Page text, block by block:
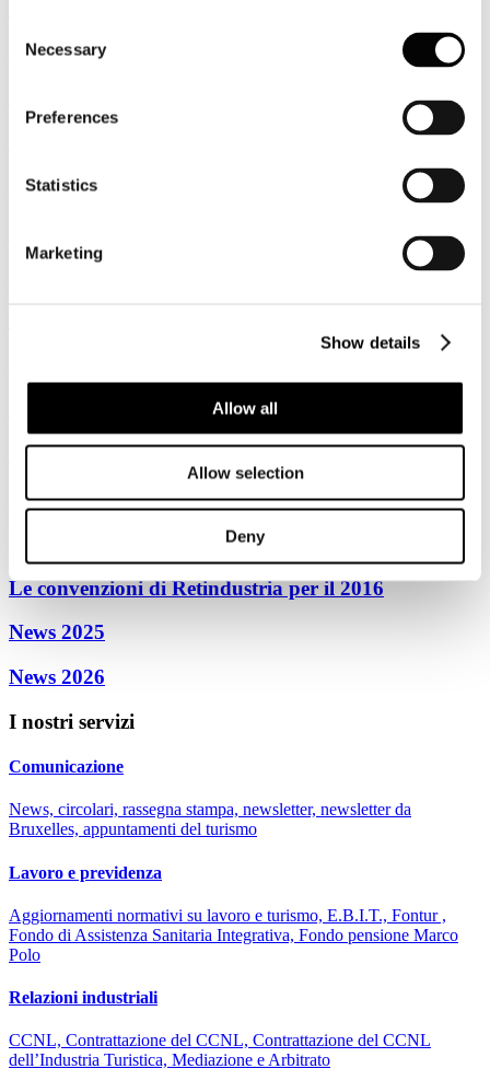
Selection
Necessary
Preferences
Statistics
Marketing
Show details
Allow all
Allow selection
Deny
News 2019
2016
2010
2009
Le convenzioni di Retindustria per il 2016
News 2025
News 2026
I nostri servizi
Comunicazione
News, circolari, rassegna stampa, newsletter, newsletter da
Bruxelles, appuntamenti del turismo
Lavoro e previdenza
Aggiornamenti normativi su lavoro e turismo, E.B.I.T., Fontur ,
Fondo di Assistenza Sanitaria Integrativa, Fondo pensione Marco
Polo
Relazioni industriali
CCNL, Contrattazione del CCNL, Contrattazione del CCNL
dell’Industria Turistica, Mediazione e Arbitrato